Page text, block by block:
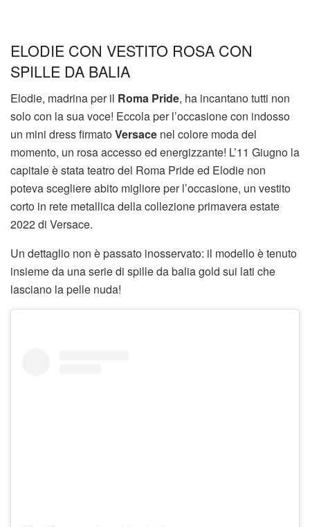
ELODIE CON VESTITO ROSA CON
SPILLE DA BALIA
Elodie, madrina per il Roma Pride, ha incantano tutti non
solo con la sua voce! Eccola per l’occasione con indosso
un mini dress firmatoVersace nel colore moda del
momento, un rosa accesso ed energizzante! L’11 Giugno la
capitale è stata teatro del Roma Pride ed Elodie non
poteva scegliere abito migliore per l’occasione, un vestito
corto in rete metallica della collezione primavera estate
2022 di Versace.
Un dettaglio non è passato inosservato: il modello è tenuto
insieme da una serie di spille da balia gold sui lati che
lasciano la pelle nuda!